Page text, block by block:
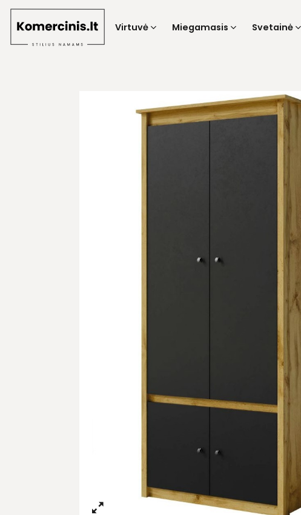
Skip
Virtuvė Miegamasis Svetainė